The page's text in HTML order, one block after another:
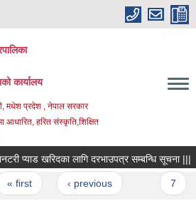
कार्यालय
मधेश प्रदेश , नेपाल सरकार
आधारित, हरित संस्कृति,शिक्षित
प्याड खरिदका लागि दरभाउपत्र सम्बन्धि सूचना |||
« first ‹ previous